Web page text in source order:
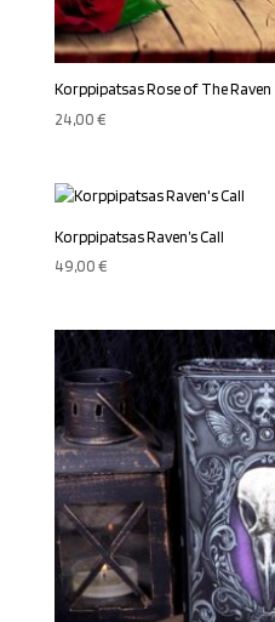
Korppipatsas Rose of The Raven
24,00€
Korppipatsas Raven’s Call
49,00€